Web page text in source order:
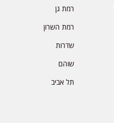
רמת גן
רמת השרון
שדרות
שוהם
תל אביב